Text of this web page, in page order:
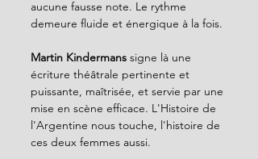
aucune fausse note. Le rythme
demeure fluide et énergique à la fois.
Martin Kindermans signe là une
écriture théâtrale pertinente et
puissante, maîtrisée, et servie par une
mise en scène efficace. L'Histoire de
l'Argentine nous touche, l'histoire de
ces deux femmes aussi.